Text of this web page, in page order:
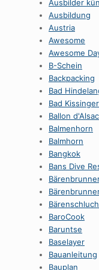
Ausbilder
Ausbildung
Austria
Awesome
Awesome
B-Schein
Backpacking
Bad
Bad
Ballon
Balmenhorn
Balmhorn
Bangkok
Bans Dive
BaroCook
Baruntse
Baselayer
Bauanleitung
Bauplan